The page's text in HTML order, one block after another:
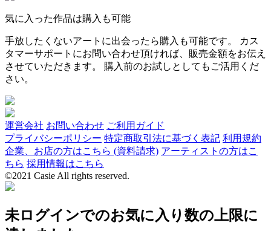
気に入った作品は購入も可能
手放したくないアートに出会ったら購入も可能です。 カス
タマーサポートにお問い合わせ頂ければ、販売金額をお伝え
させていただきます。 購入前のお試しとしてもご活用くだ
さい。
運営会社 お問い合わせ ご利用ガイド
プライバシーポリシー 特定商取引法に基づく表記 利用規約
企業、お店の方はこちら (資料請求) アーティストの方はこ
ちら 採用情報はこちら
©2021 Casie All rights reserved.
未ログインでのお気に入り数の上限に